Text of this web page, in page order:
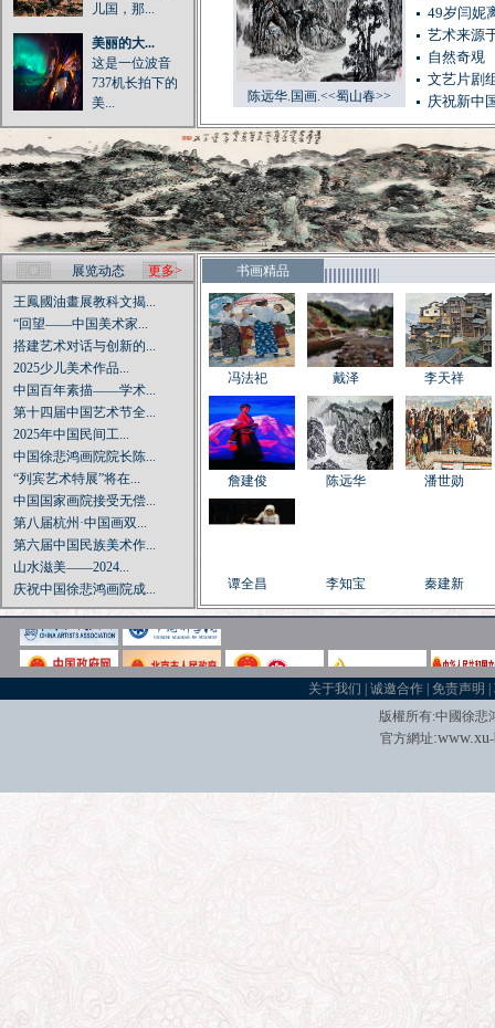
儿国，那...
美丽的大...
这是一位波音
737机长拍下的
美...
陈远华.国画.<<蜀山春>>
49岁闫妮
艺术来源
自然奇覌
文艺片剧
庆祝新中
展览动态
更多>
王鳳國油畫展教科文揭...
“回望——中国美术家...
搭建艺术对话与创新的...
2025少儿美术作品...
中国百年素描——学术...
第十四届中国艺术节全...
2025年中国民间工...
中国徐悲鸿画院院长陈...
“列宾艺术特展”将在...
中国国家画院接受无偿...
第八届杭州·中国画双...
第六届中国民族美术作...
山水滋美——2024...
庆祝中国徐悲鸿画院成...
庆祝中国共产党成立1...
著名画家中国徐悲鸿画...
中国古代书画专题展览...
庆祝新中国成立70周...
当代著名亚裔实力派艺...
书画精品
冯法祀 戴泽 李天祥
詹建俊 陈远华 潘世勋
谭全昌 李知宝 秦建新
阿里娅 李松明
关于我们 |诚邀合作 |免责声明 |
版權所有:中國徐悲
官方網址:www.xu